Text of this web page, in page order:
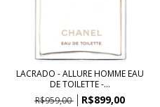
LACRADO - ALLURE HOMME EAU
DE TOILETTE -...
R$959,00
R$899,00